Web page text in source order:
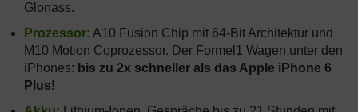
Glonass.
Prozessor: A10 Fusion Chip mit 64-Bit Architektur und
M10 Motion Coprozessor. Der Formel1 Wagen unter den
iPhones: bis zu 2x schneller als das Apple iPhone 6
Plus!